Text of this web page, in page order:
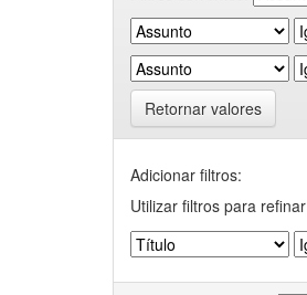
Retornar valores
Adicionar filtros:
Utilizar filtros para